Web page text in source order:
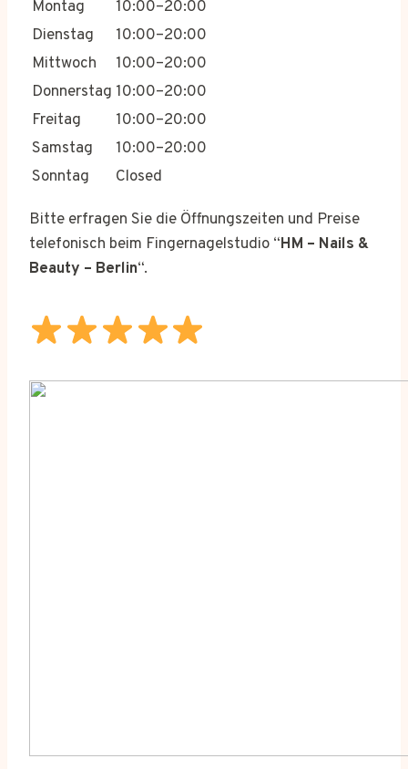
Montag
10:00–20:00
Dienstag
10:00–20:00
Mittwoch
10:00–20:00
Donnerstag 10:00–20:00
Freitag
10:00–20:00
Samstag
10:00–20:00
Sonntag
Closed
Bitte erfragen Sie die Öffnungszeiten und Preise
telefonisch beim Fingernagelstudio “HM – Nails &
Beauty – Berlin“.